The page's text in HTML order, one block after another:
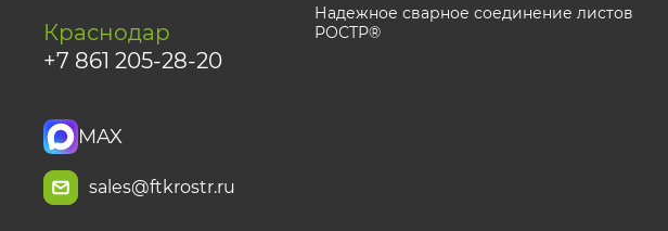
Краснодар
+7 861 205-28-20
MAX
sales@ftkrostr.ru
Надежное сварное соединение листов
РОСТР®